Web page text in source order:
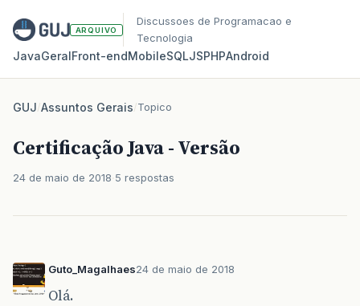
ARQUIVO
Discussoes de Programacao e
Tecnologia
JavaGeralFront‑endMobileSQLJSPHPAndroid
GUJ/Assuntos Gerais/Topico
Certificação Java - Versão
24 de maio de 2018 5 respostas
Guto_Magalhaes24 de maio de 2018
Olá.